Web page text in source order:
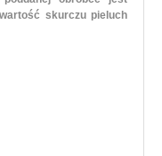
skurczu pieluch